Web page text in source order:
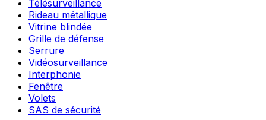
Télésurveillance
Rideau métallique
Vitrine blindée
Grille de défense
Serrure
Vidéosurveillance
Interphonie
Fenêtre
Volets
SAS de sécurité